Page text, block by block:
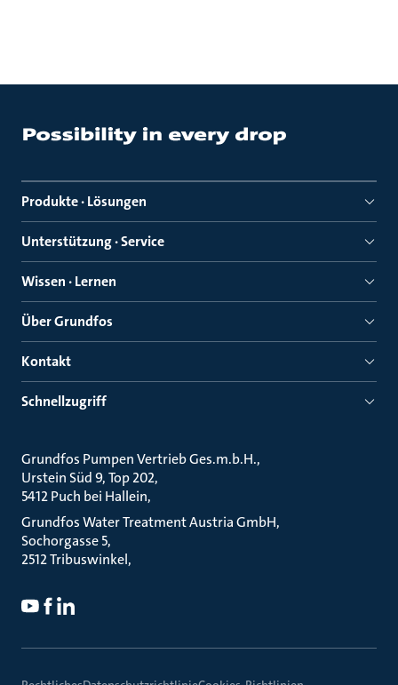
Produkte · Lösungen
Unterstützung · Service
Wissen · Lernen
Über Grundfos
Kontakt
Schnellzugriff
Grundfos Pumpen Vertrieb Ges.m.b.H.
Urstein Süd 9, Top 202
5412 Puch bei Hallein
Grundfos Water Treatment Austria GmbH
Sochorgasse 5
2512 Tribuswinkel